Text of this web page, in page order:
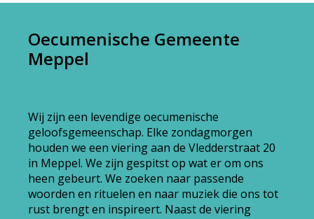
Oecumenische Gemeente
Meppel
Wij zijn een levendige oecumenische
geloofsgemeenschap. Elke zondagmorgen
houden we een viering aan de Vledderstraat 20
in Meppel. We zijn gespitst op wat er om ons
heen gebeurt. We zoeken naar passende
woorden en rituelen en naar muziek die ons tot
rust brengt en inspireert. Naast de viering